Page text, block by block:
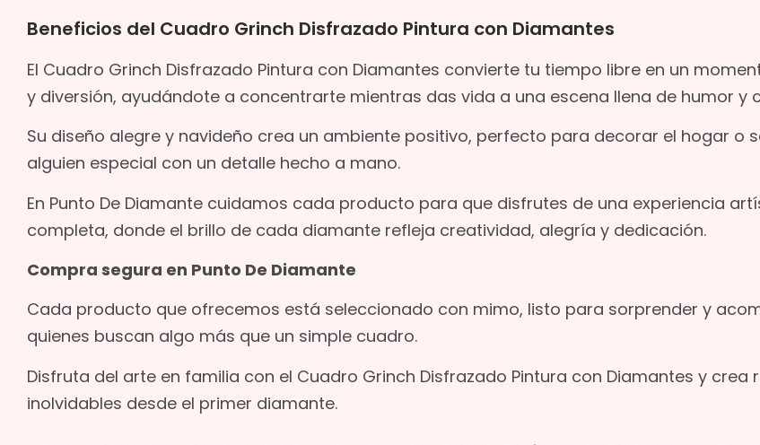
Beneficios del Cuadro Grinch Disfrazado Pintura con Diamantes
El Cuadro Grinch Disfrazado Pintura con Diamantes convierte tu tiempo libre en un
y diversión, ayudándote a concentrarte mientras das vida a una escena llena de humor y
Su diseño alegre y navideño crea un ambiente positivo, perfecto para decorar el hogar o
alguien especial con un detalle hecho a mano.
En Punto De Diamante cuidamos cada producto para que disfrutes de una experiencia
completa, donde el brillo de cada diamante refleja creatividad, alegría y dedicación.
Compra segura en Punto De Diamante
Cada producto que ofrecemos está seleccionado con mimo, listo para sorprender y
quienes buscan algo más que un simple cuadro.
Disfruta del arte en familia con el Cuadro Grinch Disfrazado Pintura con Diamantes y crea
inolvidables desde el primer diamante.